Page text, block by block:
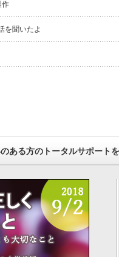
作
を聞いたよ
ある方のトータルサポート